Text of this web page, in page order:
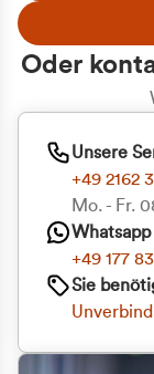
Oder
Unsere
+49 2162
Mo. - Fr.
Whatsapp
+49 177
Sie